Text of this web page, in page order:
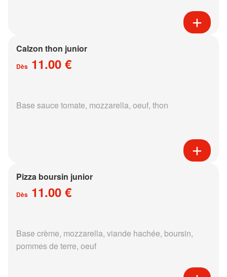
Calzon thon junior
Dès 11.00 €
Base sauce tomate, mozzarella, oeuf, thon
Pizza boursin junior
Dès 11.00 €
Base crème, mozzarella, viande hachée, boursin,
pommes de terre, oeuf